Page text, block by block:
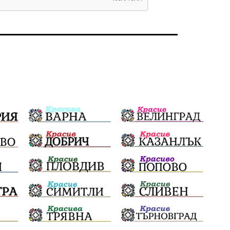
система еврозона
родолюбци история с.Неофит Рилски
правителство народ
подкрепа ВМЗ Варна
среща решения